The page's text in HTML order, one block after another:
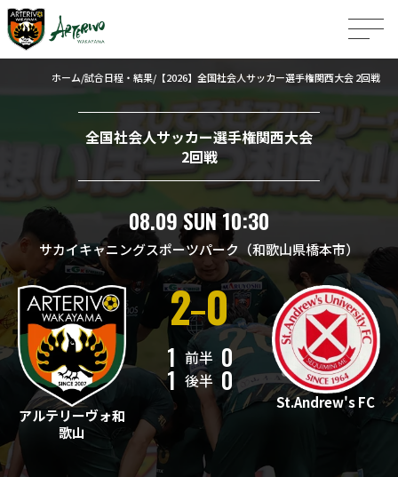
ホーム 試合日程・結果 【2026】全国社会人サッカー選手権関西大会 2回戦
全国社会人サッカー選手権関西大会
2回戦
08.09 SUN 10:30
サカイキャニングスポーツパーク（和歌山県橋本市）
アルテリーヴォ和
歌山
2 0
1 前半 0
1 後半 0
St.Andrew's FC